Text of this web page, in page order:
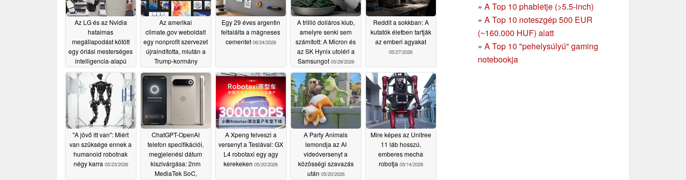
» A Top 10 phabletje (>5.5-inch)
» A Top 10 noteszgép 500 EUR
(~160.000 HUF) alatt
» A Top 10 "pehelysúlyú" gaming
notebookja
Az LG és az Nvidia
hatalmas
megállapodást kötött
egy óriási mesterséges
intelligencia-alapú
07/08/2026
Az amerikai
climate.gov weboldalt
egy nonprofit szervezet
újraindította, miután a
Trump-kormány
06/24/2026
Egy 29 éves argentin
feltalálta a mágneses
cementet 06/24/2026
A trillió dolláros klub,
amelyre senki sem
számított: A Micron és
az SK Hynix utoléri a
Samsungot 05/29/2026
Reddit a sokkban: A
kutatók életben tartják
az emberi agyakat
05/27/2026
"A jövő itt van": Miért
van szüksége ennek a
humanoid robotnak
négy karra 05/23/2026
ChatGPT-OpenAI
telefon specifikációi,
megjelenési dátum
kiszivárgása: 2nm
MediaTek SoC,
A Xpeng felveszi a
versenyt a Teslával: GX
L4 robotaxi egy agy
kerekeken 05/20/2026
A Party Animals
lemondja az AI
videóversenyt a
közösségi szavazás
után 05/20/2026
Mire képes az Unitree
11 láb hosszú,
emberes mecha
robotja 05/14/2026